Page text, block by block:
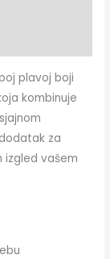
plavoj boji
kombinuje
za
izgled vašem